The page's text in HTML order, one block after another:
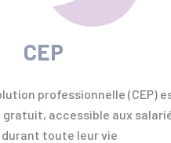
CEP
professionnelle (CEP)
gratuit, accessible aux
toute leur vie